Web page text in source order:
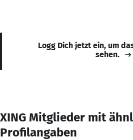
Logg Dich jetzt ein, um
sehen.
XING Mitglieder mit
Profilangaben